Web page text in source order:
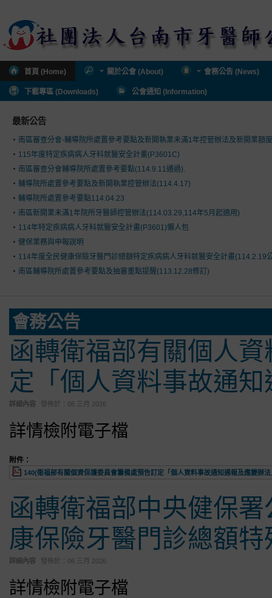
首頁 (Home) 關於公會 (About) 會務公告 (News)
下載專區 (Downloads) 公會通知 (Information)
最新公告
南區審查分會-輔導院所處置參考要點及新開執業未滿1年控管辦法及新開業額
115年度特定疾病病人牙科就醫安全計畫(P3601C)
南區審查分會輔導院所處置參考要點(114.9.11通過).
輔導院所處置參考要點及新開執業控管辦法(114.4.17)
輔導院所處置參考要點114.04.23
南區新開業未滿1年院所牙醫師控管辦法(114.03.29,114年5月起適用)
114年特定疾病病人牙科就醫安全計畫(P3601)懶人包
健保業務與申報說明
114年度全民健康保險牙醫門診總額特定疾病病人牙科就醫安全計畫(114.2.19
南區輔導院所處置參考要點及抽審重點提醒(113.12.28修訂)
會務公告
函轉衛福部有關個人
定「個人資料事故通
詳細內容 發佈於： 06 三月 2026
詳情檢附電子檔
附件：
140(衛福部有關個資保護委員會籌備處預告訂定「個人資料事故通知通報及應變辦
函轉衛福部中央健保
康保險牙醫門診總額
詳細內容 發佈於： 06 三月 2026
詳情檢附電子檔